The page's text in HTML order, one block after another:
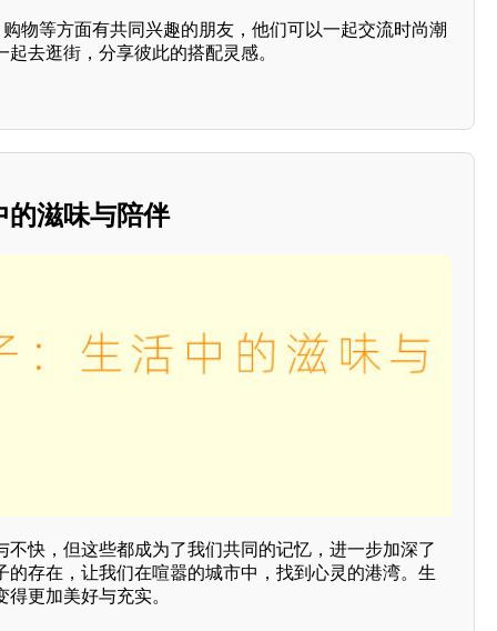
购物等方面有共同兴趣的朋友，他们可以一起交流时尚潮
去逛街，分享彼此的搭配灵感。
的滋味与陪伴
不快，但这些都成为了我们共同的记忆，进一步加深了
的存在，让我们在喧嚣的城市中，找到心灵的港湾。生
更加美好与充实。